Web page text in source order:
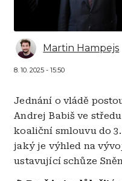
Martin Hampejs
8. 10. 2025 - 15:50
Jednání o vládě
Andrej Babiš ve
koaliční smlouvu do
jaký je výhled na
ustavující schůze